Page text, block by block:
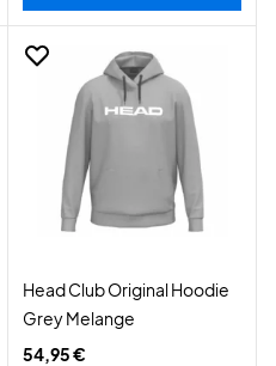
Head Club Original Hoodie
Grey Melange
54,95 €